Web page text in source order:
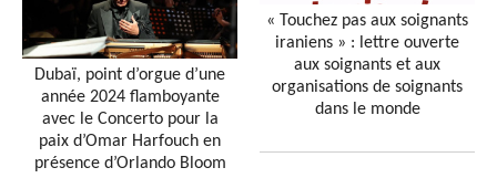
Dubaï, point d’orgue d’une
année 2024 flamboyante
avec le Concerto pour la
paix d’Omar Harfouch en
présence d’Orlando Bloom
« Touchez pas aux soignants
iraniens » : lettre ouverte
aux soignants et aux
organisations de soignants
dans le monde